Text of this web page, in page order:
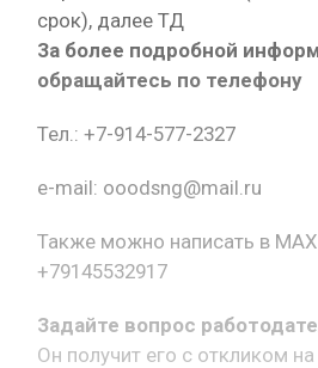
срок), далее ТД
За более подробной
обращайтесь по телефону
Тел.: +7-914-577-2327
e-mail: ooodsng@mail.ru
Также можно написать в
+79145532917
Задайте вопрос
Он получит его с откликом